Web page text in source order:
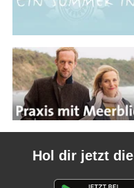
Hol dir jetzt die